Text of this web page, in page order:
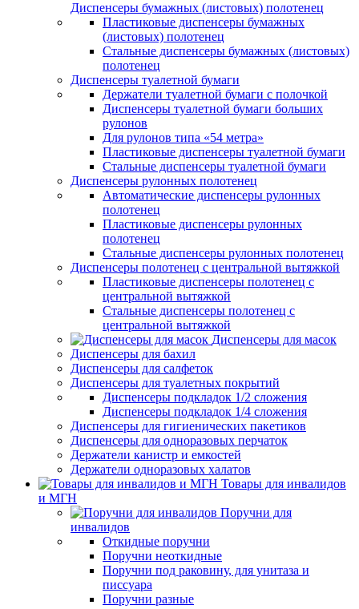
Диспенсеры бумажных (листовых) полотенец
Пластиковые диспенсеры бумажных
(листовых) полотенец
Стальные диспенсеры бумажных (листовых)
полотенец
Диспенсеры туалетной бумаги
Держатели туалетной бумаги с полочкой
Диспенсеры туалетной бумаги больших
рулонов
Для рулонов типа «54 метра»
Пластиковые диспенсеры туалетной бумаги
Стальные диспенсеры туалетной бумаги
Диспенсеры рулонных полотенец
Автоматические диспенсеры рулонных
полотенец
Пластиковые диспенсеры рулонных
полотенец
Стальные диспенсеры рулонных полотенец
Диспенсеры полотенец с центральной вытяжкой
Пластиковые диспенсеры полотенец с
центральной вытяжкой
Стальные диспенсеры полотенец с
центральной вытяжкой
Диспенсеры для масок
Диспенсеры для бахил
Диспенсеры для салфеток
Диспенсеры для туалетных покрытий
Диспенсеры подкладок 1/2 сложения
Диспенсеры подкладок 1/4 сложения
Диспенсеры для гигиенических пакетиков
Диспенсеры для одноразовых перчаток
Держатели канистр и емкостей
Держатели одноразовых халатов
Товары для инвалидов
и МГН
Поручни для
инвалидов
Откидные поручни
Поручни неоткидные
Поручни под раковину, для унитаза и
писсуара
Поручни разные